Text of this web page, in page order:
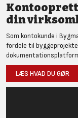
din
Som kontokunde i
fordele til
LÆS HVAD DU GØR